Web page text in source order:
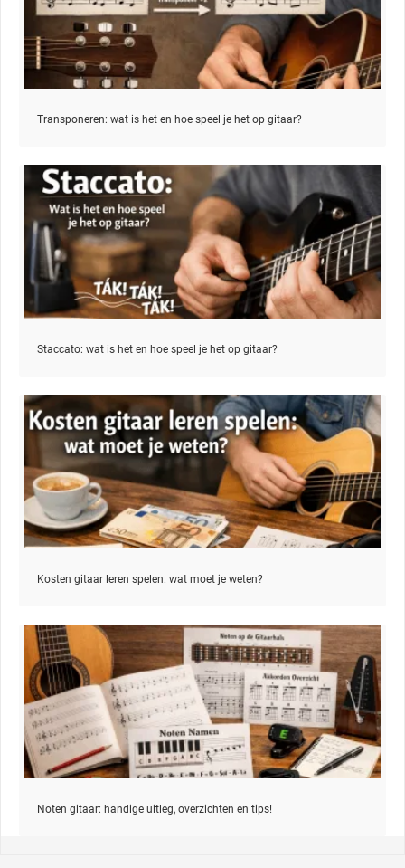
Transponeren: wat is het en hoe speel je het op gitaar?
Staccato: wat is het en hoe speel je het op gitaar?
Kosten gitaar leren spelen: wat moet je weten?
Noten gitaar: handige uitleg, overzichten en tips!